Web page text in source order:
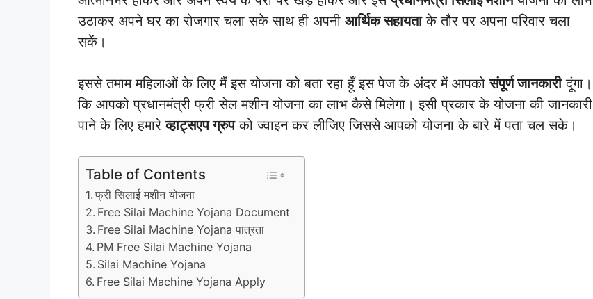
उठाकर अपने घर का रोजगार चला सके साथ ही अपनी आर्थिक सहायताके तौर पर अपना परिवार चला
सकें।
इससे तमाम महिलाओं के लिए मैं इस योजना को बता रहा हूँ इस पेज के अंदर में आपकोसंपूर्ण जानकारीदूंगा।
कि आपको प्रधानमंत्री फ्री सेल मशीन योजना का लाभ कैसे मिलेगा। इसी प्रकार के योजना की जानकारी
पाने के लिए हमारेव्हाट्सएप ग्रुपको ज्वाइन कर लीजिए जिससे आपको योजना के बारे में पता चल सके।
Table of Contents
फ्री सिलाई मशीन योजना
Free Silai Machine Yojana Document
Free Silai Machine Yojana पात्रता
PM Free Silai Machine Yojana
Silai Machine Yojana
Free Silai Machine Yojana Apply